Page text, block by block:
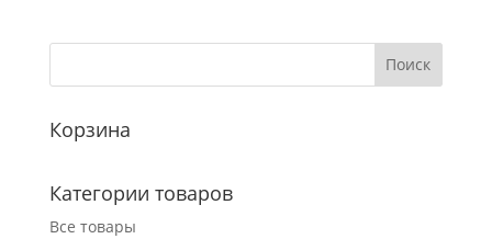
Корзина
Категории товаров
Все товары